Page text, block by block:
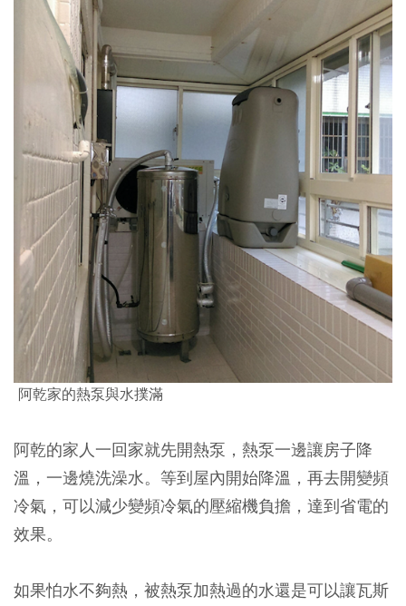
阿乾家的熱泵與水撲滿
阿乾的家人一回家就先開熱泵，熱泵一邊讓房子降
溫，一邊燒洗澡水。等到屋內開始降溫，再去開變頻
冷氣，可以減少變頻冷氣的壓縮機負擔，達到省電的
效果。
如果怕水不夠熱，被熱泵加熱過的水還是可以讓瓦斯